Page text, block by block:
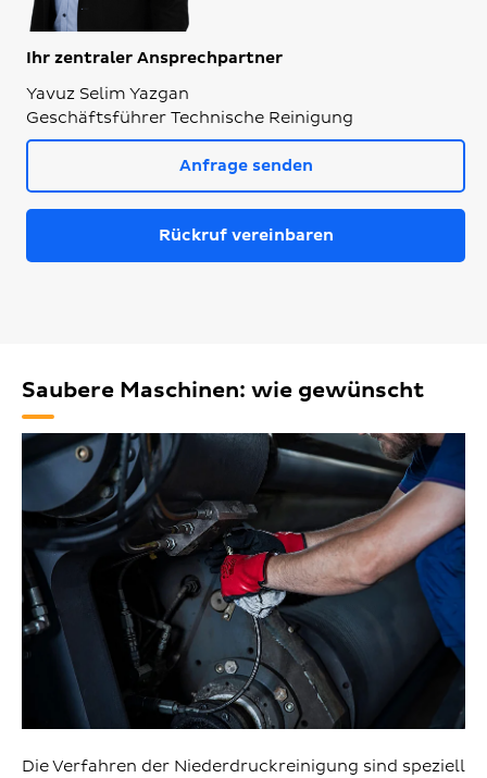
Ihr zentraler Ansprechpartner
Yavuz Selim Yazgan
Geschäftsführer Technische Reinigung
Anfrage senden
Rückruf vereinbaren
Saubere Maschinen: wie gewünscht
Die Verfahren der Niederdruckreinigung sind speziell